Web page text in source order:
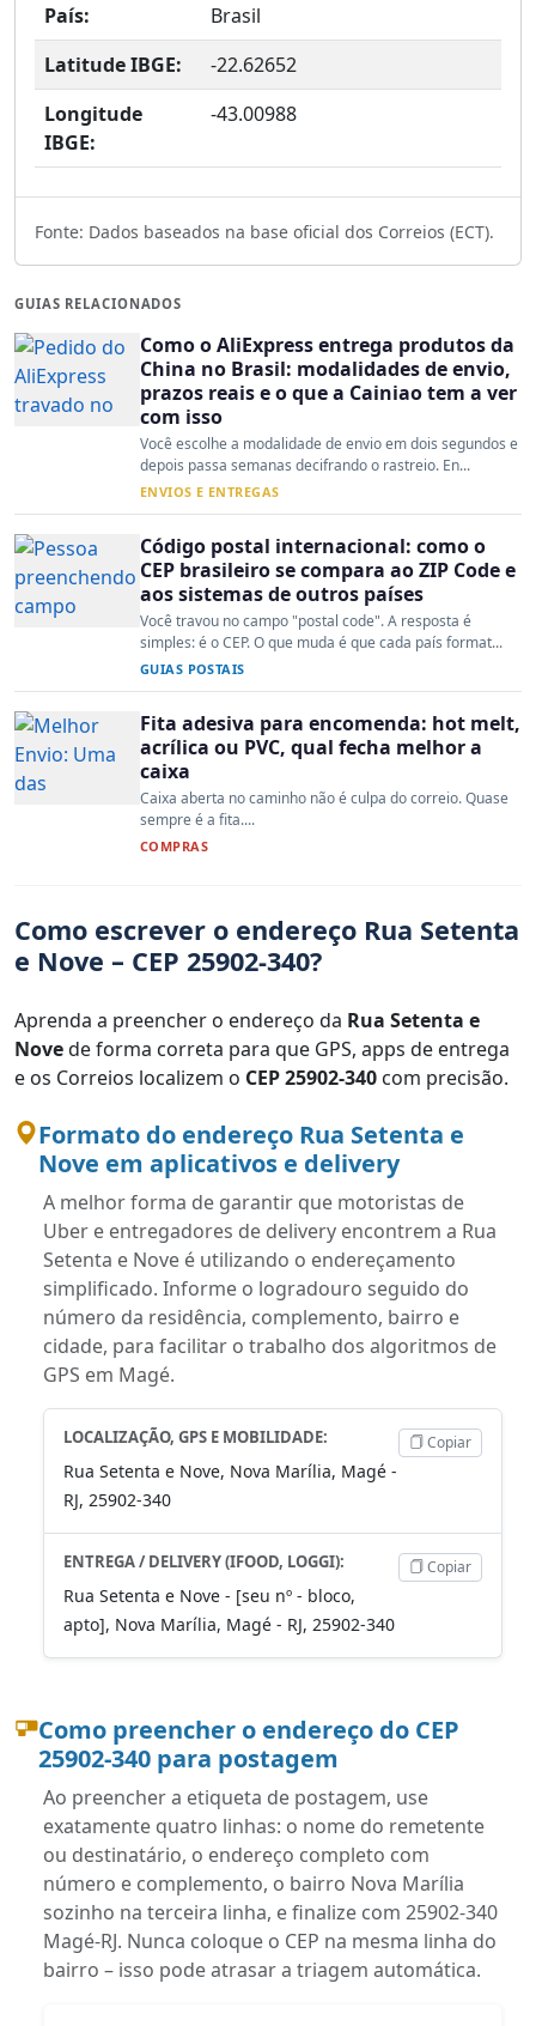
País:
Brasil
Latitude IBGE:
-22.62652
Longitude
IBGE:
-43.00988
Fonte: Dados baseados na base oficial dos Correios (ECT).
GUIAS RELACIONADOS
Como o AliExpress entrega produtos da
China no Brasil: modalidades de envio,
prazos reais e o que a Cainiao tem a ver
com isso
Você escolhe a modalidade de envio em dois segundos e
depois passa semanas decifrando o rastreio. En...
ENVIOS E ENTREGAS
Código postal internacional: como o
CEP brasileiro se compara ao ZIP Code e
aos sistemas de outros países
Você travou no campo "postal code". A resposta é
simples: é o CEP. O que muda é que cada país format...
GUIAS POSTAIS
Fita adesiva para encomenda: hot melt,
acrílica ou PVC, qual fecha melhor a
caixa
Caixa aberta no caminho não é culpa do correio. Quase
sempre é a fita....
COMPRAS
Como escrever o endereço Rua Setenta
e Nove – CEP 25902-340?
Aprenda a preencher o endereço da Rua Setenta e
Novede forma correta para que GPS, apps de entrega
e os Correios localizem o CEP 25902-340 com precisão.
Formato do endereço Rua Setenta e
Nove em aplicativos e delivery
A melhor forma de garantir que motoristas de
Uber e entregadores de delivery encontrem a Rua
Setenta e Nove é utilizando o endereçamento
simplificado. Informe o logradouro seguido do
número da residência, complemento, bairro e
cidade, para facilitar o trabalho dos algoritmos de
GPS em Magé.
LOCALIZAÇÃO, GPS E MOBILIDADE:
Rua Setenta e Nove, Nova Marília, Magé -
RJ, 25902-340
Copiar
ENTREGA / DELIVERY (IFOOD, LOGGI):
Rua Setenta e Nove - [seu nº - bloco,
apto], Nova Marília, Magé - RJ, 25902-340
Copiar
Como preencher o endereço do CEP
25902-340 para postagem
Ao preencher a etiqueta de postagem, use
exatamente quatro linhas: o nome do remetente
ou destinatário, o endereço completo com
número e complemento, o bairro Nova Marília
sozinho na terceira linha, e finalize com 25902-340
Magé-RJ. Nunca coloque o CEP na mesma linha do
bairro – isso pode atrasar a triagem automática.